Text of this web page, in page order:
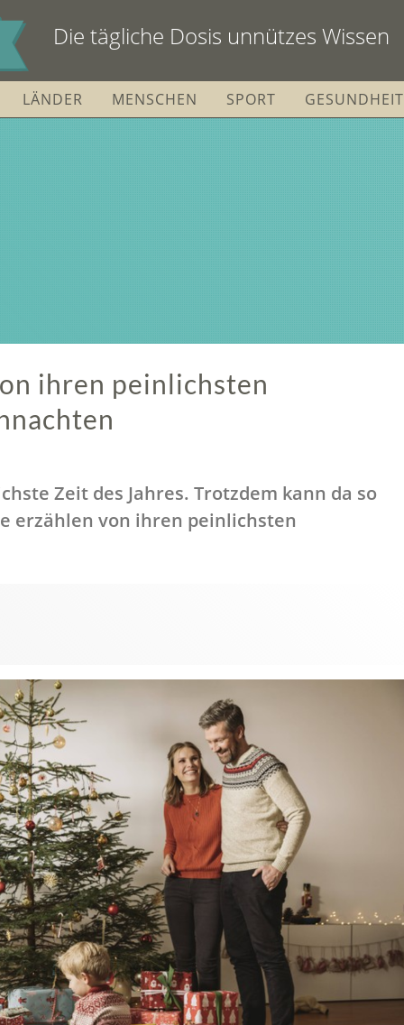
Die tägliche Dosis unnützes Wissen
LÄNDER MENSCHEN SPORT GESUNDHEIT
ihren peinlichsten
Zeit des Jahres. Trotzdem kann da so
erzählen von ihren peinlichsten